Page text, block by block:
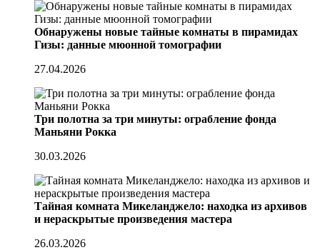
Обнаружены новые тайные комнаты в пирамидах
Гизы: данные мюонной томографии
27.04.2026
Три полотна за три минуты: ограбление фонда
Маньяни Рокка
30.03.2026
Тайная комната Микеланджело: находка из архивов
и нераскрытые произведения мастера
26.03.2026